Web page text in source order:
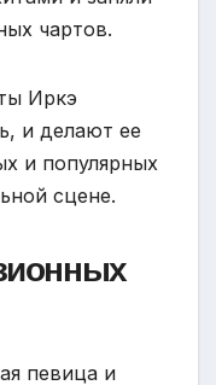
чартов.
Иркэ
и делают ее
и популярных
сцене.
певица и